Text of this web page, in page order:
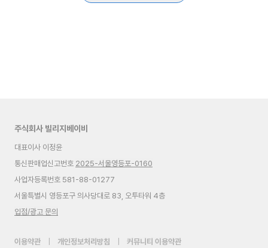
주식회사 빌리지베이비
대표이사 이정윤
통신판매업신고번호 2025-서울영등포-0160
사업자등록번호 581-88-01277
서울특별시 영등포구 의사당대로 83, 오투타워 4층
입점/광고 문의
이용약관 개인정보처리방침 커뮤니티 이용약관